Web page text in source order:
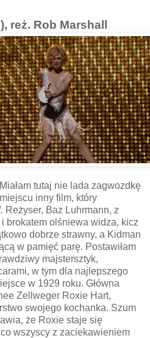
reż. Rob Marshall
tutaj nie lada zagwozdkę
inny film, który
Reżyser, Baz Luhrmann, z
brokatem olśniewa widza, kicz
dobrze strawny, a Kidman
w pamięć parę. Postawiłam
majstersztyk,
w tym dla najlepszego
w 1929 roku. Główna
Zellweger Roxie Hart,
swojego kochanka. Szum
że Roxie staje się
wszyscy z zaciekawieniem